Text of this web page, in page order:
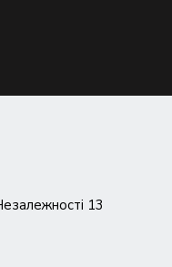
13